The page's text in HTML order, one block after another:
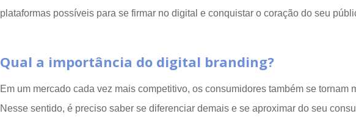
plataformas possíveis para se firmar no digital e conquistar o coração do seu
Qual a importância do digital branding?
Em um mercado cada vez mais competitivo, os consumidores também se tornam
Nesse sentido, é preciso saber se diferenciar demais e se aproximar do seu